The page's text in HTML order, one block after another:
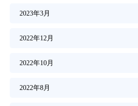
2023年3月
2022年12月
2022年10月
2022年8月